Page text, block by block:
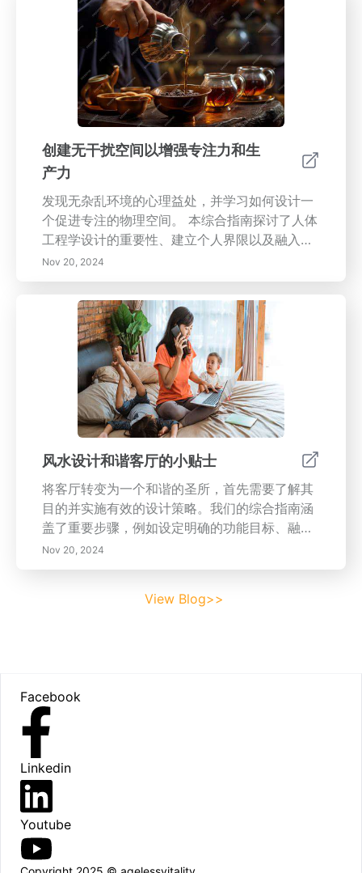
力，促进终身学习，帮助您以韧性和适应力应对
生活的挑战。 关键词：目标设定、生产力工具、
时间管理、委托策略、工作与生活平衡、持续学
习、个人成长。
创建无干扰空间以增强专注力和生
产力
发现无杂乱环境的心理益处，并学习如何设计一
个促进专注的物理空间。 本综合指南探讨了人体
工程学设计的重要性、建立个人界限以及融入仪
式以增强专注力。 找到实用技巧，以创建一个量
身定制的工作空间，最小化干扰，并通过深思熟
虑的组织和正念实践来维持生产力。 今天就将您
的工作环境转变为生产力和心智清晰的避风港！
Nov 20, 2024
风水设计和谐客厅的小贴士
将客厅转变为一个和谐的圣所，首先需要了解其
目的并实施有效的设计策略。我们的综合指南涵
盖了重要步骤，例如设定明确的功能目标、融入
自然元素以及通过家具摆放实现平衡。了解艾森
豪威尔矩阵以有效优先考虑空间内的任务，并发
的方法，利用科技为您的智能家居体验，补充您
Nov 20, 2024
View Blog>>
Facebook
Linkedin
Youtube